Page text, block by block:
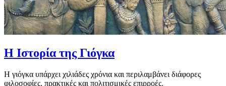
Η Ιστορία της Γιόγκα
Η γιόγκα υπάρχει χιλιάδες χρόνια και περιλαμβάνει διάφορες
φιλοσοφίες, πρακτικές και πολιτισμικές επιρροές.